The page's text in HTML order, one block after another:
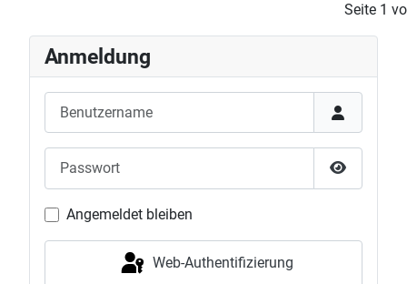
Seite 1
Anmeldung
Passwort
Angemeldet bleiben
Web-Authentifizierung